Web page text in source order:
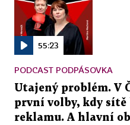
55:23
PODCAST PODPÁSOVKA
Utajený problém. V
první volby, kdy
reklamu. A hlavní